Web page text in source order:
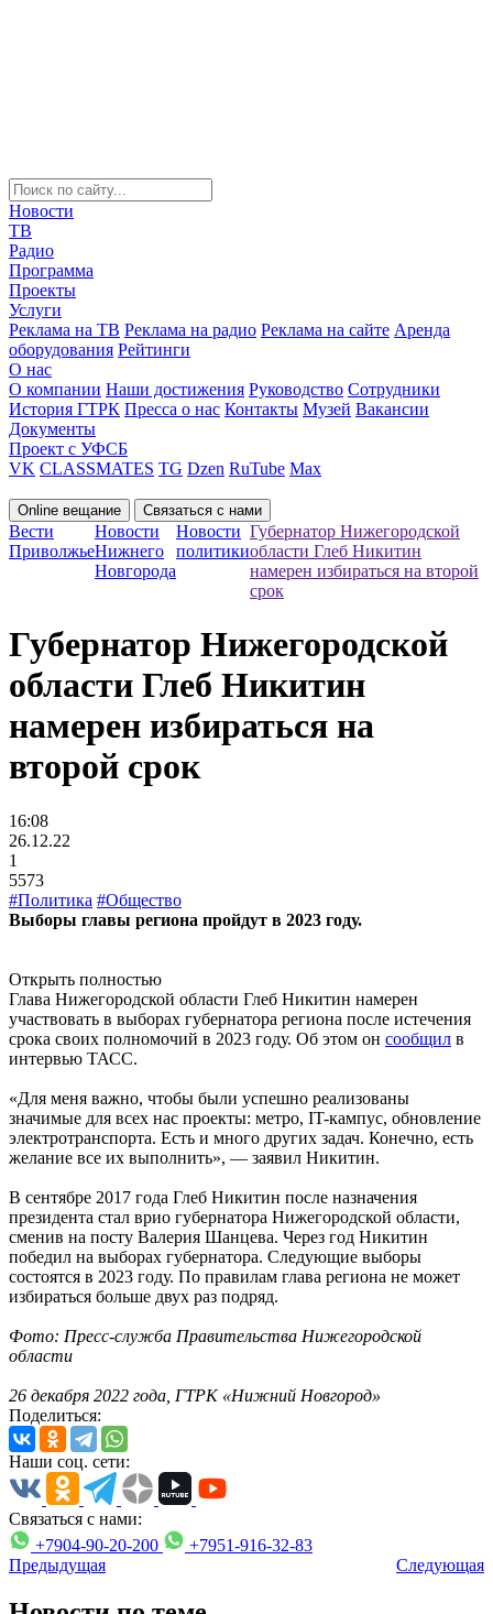
Новости
ТВ
Радио
Программа
Проекты
Услуги
Реклама на ТВ Реклама на радио Реклама на сайте Аренда
оборудования Рейтинги
О нас
О компании Наши достижения Руководство Сотрудники
История ГТРК Пресса о нас Контакты Музей Вакансии
Документы
Проект с УФСБ
VK CLASSMATES TG Dzen RuTube Max
Online вещание Связаться с нами
Вести
Приволжье
Новости
Нижнего
Новгорода
Новости
политики
Губернатор Нижегородской
области Глеб Никитин
намерен избираться на второй
срок
Губернатор Нижегородской
области Глеб Никитин
намерен избираться на
второй срок
16:08
26.12.22
1
5573
#Политика #Общество
Выборы главы региона пройдут в 2023 году.
Открыть полностью
Глава Нижегородской области Глеб Никитин намерен
участвовать в выборах губернатора региона после истечения
срока своих полномочий в 2023 году. Об этом он сообщил в
интервью ТАСС.
«Для меня важно, чтобы были успешно реализованы
значимые для всех нас проекты: метро, IT-кампус, обновление
электротранспорта. Есть и много других задач. Конечно, есть
желание все их выполнить», — заявил Никитин.
В сентябре 2017 года Глеб Никитин после назначения
президента стал врио губернатора Нижегородской области,
сменив на посту Валерия Шанцева. Через год Никитин
победил на выборах губернатора. Следующие выборы
состоятся в 2023 году. По правилам глава региона не может
избираться больше двух раз подряд.
Фото: Пресс-служба Правительства Нижегородской
области
26 декабря 2022 года, ГТРК «Нижний Новгород»
Поделиться:
Наши соц. сети:
Связаться с нами:
+7904-90-20-200
+7951-916-32-83
Предыдущая
Следующая